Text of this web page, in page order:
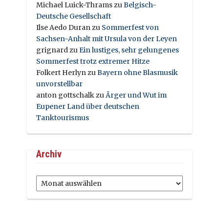
Michael Luick-ThramszuBelgisch-
Deutsche Gesellschaft
Ilse Aedo Duranzu Sommerfest von
Sachsen-Anhalt mit Ursula von der Leyen
grignardzuEin lustiges, sehr gelungenes
Sommerfest trotz extremer Hitze
Folkert HerlynzuBayern ohne Blasmusik
unvorstellbar
anton gottschalkzuÄrger und Wut im
Eupener Land über deutschen
Tanktourismus
Archiv
Archiv